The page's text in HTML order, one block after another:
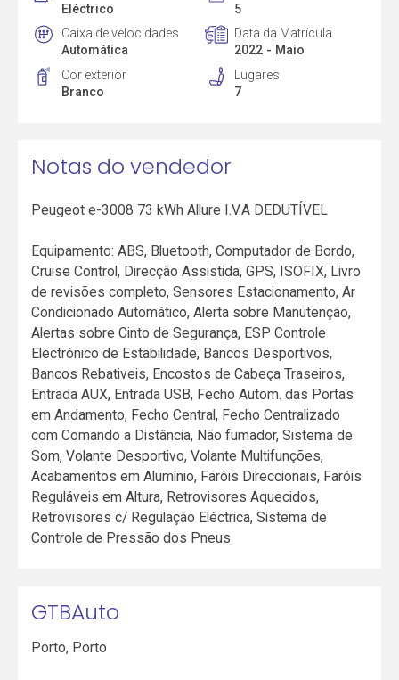
Eléctrico
5
Caixa de velocidades
Automática
Data da Matrícula
2022 - Maio
Cor exterior
Branco
Lugares
7
Notas do vendedor
Peugeot e-3008 73 kWh Allure I.V.A DEDUTÍVEL
Equipamento: ABS, Bluetooth, Computador de Bordo,
Cruise Control, Direcção Assistida, GPS, ISOFIX, Livro
de revisões completo, Sensores Estacionamento, Ar
Condicionado Automático, Alerta sobre Manutenção,
Alertas sobre Cinto de Segurança, ESP Controle
Electrónico de Estabilidade, Bancos Desportivos,
Bancos Rebativeis, Encostos de Cabeça Traseiros,
Entrada AUX, Entrada USB, Fecho Autom. das Portas
em Andamento, Fecho Central, Fecho Centralizado
com Comando a Distância, Não fumador, Sistema de
Som, Volante Desportivo, Volante Multifunções,
Acabamentos em Alumínio, Faróis Direccionais, Faróis
Reguláveis em Altura, Retrovisores Aquecidos,
Retrovisores c/ Regulação Eléctrica, Sistema de
Controle de Pressão dos Pneus
GTBAuto
Porto, Porto